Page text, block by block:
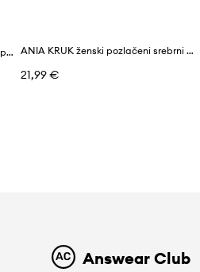
Uhan za zgornji del ušesa iz srebra prevlečenega z zlatom ANIA KRUK ROCK IT ANIA KRUK ženski pozlačeni srebrni uhan ROCK IT
21,99 €
Answear Club